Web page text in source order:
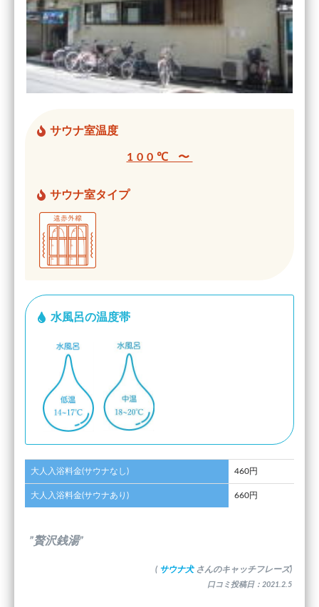
サウナ室温度
100℃ 〜
サウナ室タイプ
水風呂の温度帯
大人入浴料金(サウナなし) 460円
大人入浴料金(サウナあり) 660円
”贅沢銭湯”
( サウナ犬 さんのキャッチフレーズ)
口コミ投稿日：2021.2.5